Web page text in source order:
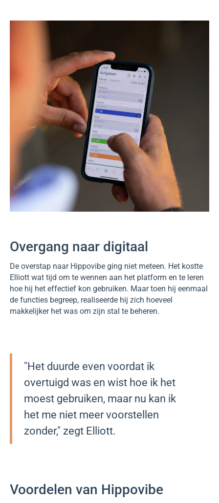
Overgang naar digitaal
De overstap naar Hippovibe ging niet meteen. Het kostte
Elliott wat tijd om te wennen aan het platform en te leren
hoe hij het effectief kon gebruiken. Maar toen hij eenmaal
de functies begreep, realiseerde hij zich hoeveel
makkelijker het was om zijn stal te beheren.
"Het duurde even voordat ik
overtuigd was en wist hoe ik het
moest gebruiken, maar nu kan ik
het me niet meer voorstellen
zonder," zegt Elliott.
Voordelen van Hippovibe